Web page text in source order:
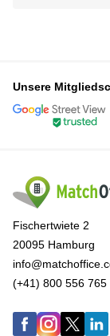
Unsere
Fischertwiete 2
20095 Hamburg
(+41) 800 556 765